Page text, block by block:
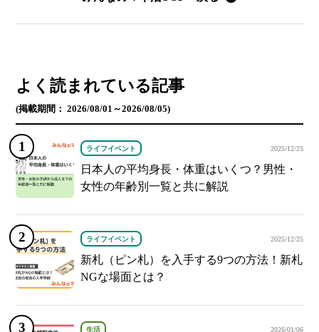
よく読まれている記事
(掲載期間： 2026/08/01～2026/08/05)
ライフイベント 2025/12/25
日本人の平均身長・体重はいくつ？男性・
女性の年齢別一覧と共に解説
ライフイベント 2025/12/25
新札（ピン札）を入手する9つの方法！新札
NGな場面とは？
生活 2026/01/06